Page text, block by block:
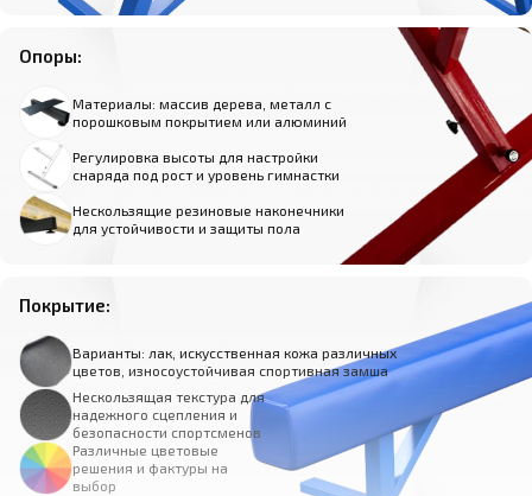
Опоры:
Материалы: массив дерева, металл с
порошковым покрытием или алюминий
Регулировка высоты для настройки
снаряда под рост и уровень гимнастки
Нескользящие резиновые наконечники
для устойчивости и защиты пола
Покрытие:
Варианты: лак, искусственная кожа различных
цветов, износоустойчивая спортивная замша
Нескользящая текстура для
надежного сцепления и
безопасности спортсменов
Различные цветовые
решения и фактуры на
выбор